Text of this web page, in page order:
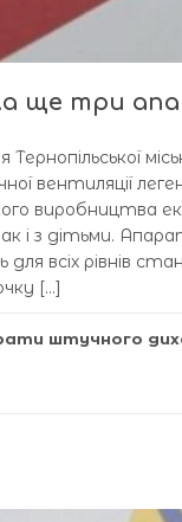
ще три
вентиляції
виробництва
і з дітьми.
всіх рівнів
[…]
штучного